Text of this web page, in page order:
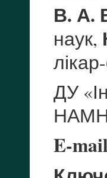
В. А.
наук,
ДУ
E-